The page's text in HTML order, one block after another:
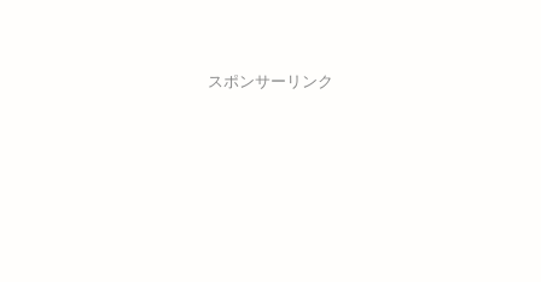
スポンサーリンク